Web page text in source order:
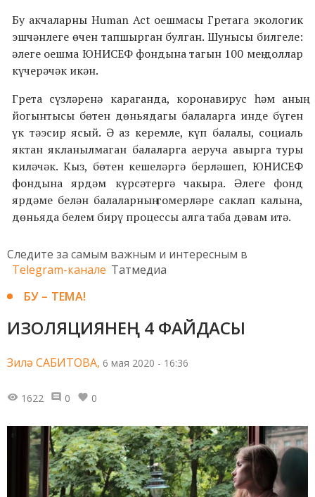
Бу акчаларны Human Act оешмасы Гретага экологик
эшчәнлеге өчен тапшырган булган. Шунысы билгеле:
әлеге оешма ЮНИСЕФ фондына тагын 100 мең доллар
күчерәчәк икән.
Грета сүзләренә караганда, коронавирус һәм аның
йогынтысы бөтен дөньядагы балаларга инде бүген
үк тәэсир ясый. Ә аз керемле, күп балалы, социаль
яктан якланылмаган балаларга аеруча авырга туры
киләчәк. Кыз, бөтен кешеләргә берләшеп, ЮНИСЕФ
фондына ярдәм күрсәтергә чакыра. Әлеге фонд
ярдәме белән балаларның гомерләре саклап калына,
дөньяда белем бирү процессы алга таба дәвам итә.
Следите за самым важным и интересным в
Telegram-канале Татмедиа
БУ – ТЕМА!
ИЗОЛЯЦИЯНЕҢ 4 ФАЙДАСЫ
Зилә САБИТОВА, 6 мая 2020 - 16:36
1622 0 0